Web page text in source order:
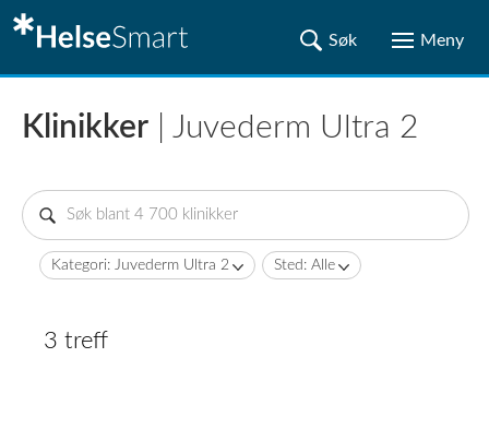
Klinikker | Juvederm Ultra 2
Kategori: Juvederm Ultra 2 Sted: Alle
3 treff